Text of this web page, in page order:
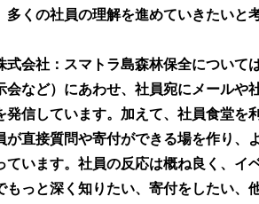
多くの社員の理解を進めていきたいと
式会社：スマトラ島森林保全について
会など）にあわせ、社員宛にメールや
発信しています。加えて、社員食堂を
が直接質問や寄付ができる場を作り、
ています。社員の反応は概ね良く、イ
もっと深く知りたい、寄付をしたい、